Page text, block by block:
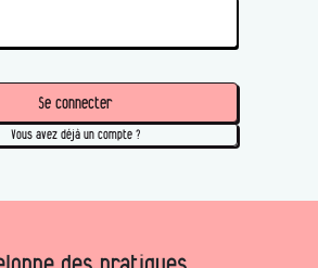
Se connecter
Vous avez déjà un compte ?